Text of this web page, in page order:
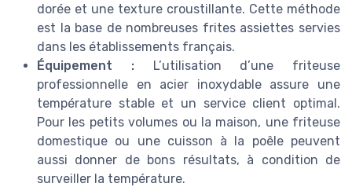
dorée et une texture croustillante. Cette méthode
est la base de nombreuses frites assiettes servies
dans les établissements français.
Équipement :L’utilisation d’une friteuse
professionnelle en acier inoxydable assure une
température stable et un service client optimal.
Pour les petits volumes ou la maison, une friteuse
domestique ou une cuisson à la poêle peuvent
aussi donner de bons résultats, à condition de
surveiller la température.